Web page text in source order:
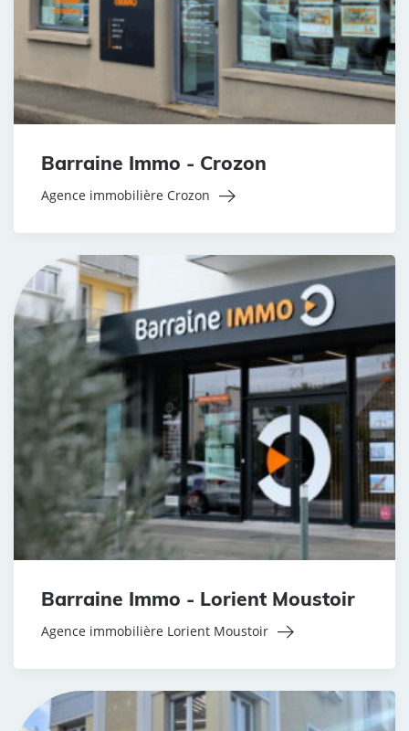
Barraine Immo - Crozon
Agence immobilière Crozon
Barraine Immo - Lorient Moustoir
Agence immobilière Lorient Moustoir